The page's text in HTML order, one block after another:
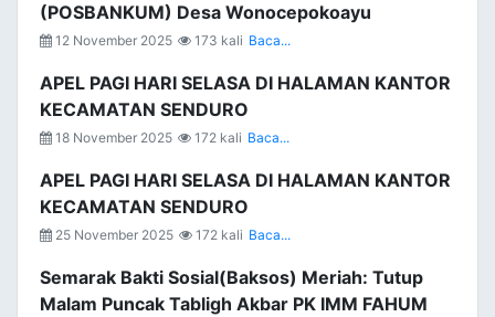
(POSBANKUM) Desa Wonocepokoayu
12 November 2025 173 kali Baca...
APEL PAGI HARI SELASA DI HALAMAN KANTOR
KECAMATAN SENDURO
18 November 2025 172 kali Baca...
APEL PAGI HARI SELASA DI HALAMAN KANTOR
KECAMATAN SENDURO
25 November 2025 172 kali Baca...
Semarak Bakti Sosial(Baksos) Meriah: Tutup
Malam Puncak Tabligh Akbar PK IMM FAHUM